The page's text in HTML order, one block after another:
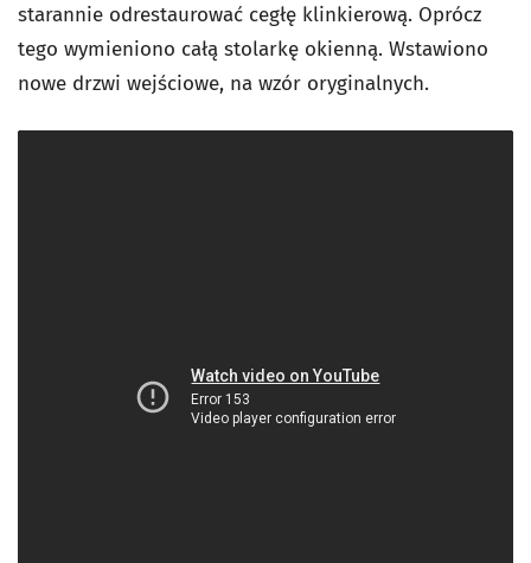
starannie odrestaurować cegłę klinkierową. Oprócz
tego wymieniono całą stolarkę okienną. Wstawiono
nowe drzwi wejściowe, na wzór oryginalnych.